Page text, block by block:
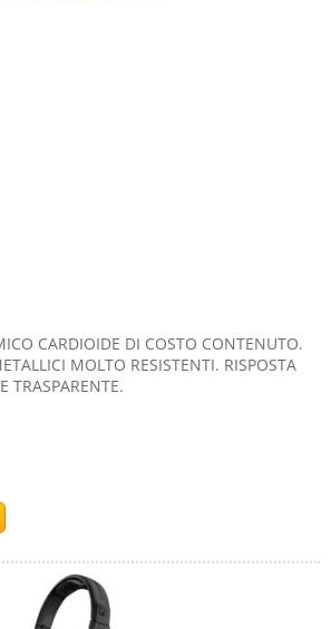
CARDIOIDE DI COSTO CONTENUTO.
MOLTO RESISTENTI. RISPOSTA
TRASPARENTE.